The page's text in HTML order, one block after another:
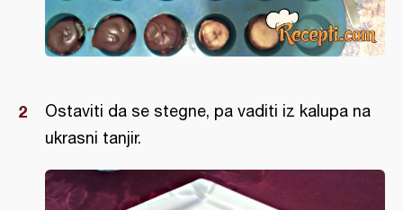
Ostaviti da se stegne, pa vaditi iz kalupa na
ukrasni tanjir.